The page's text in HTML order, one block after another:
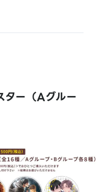
ター（Aグルー